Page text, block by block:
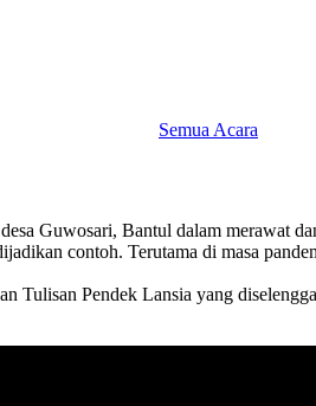
Semua Acara
Guwosari, Bantul dalam merawat
contoh. Terutama di masa
Tulisan Pendek Lansia yang